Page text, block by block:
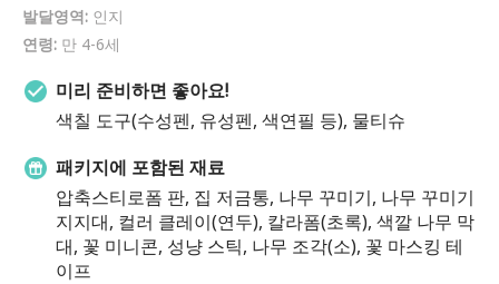
발달영역: 인지
연령: 만 4-6세
미리 준비하면 좋아요!
색칠 도구(수성펜, 유성펜, 색연필 등), 물티슈
패키지에 포함된 재료
압축스티로폼 판, 집 저금통, 나무 꾸미기, 나무 꾸미기
지지대, 컬러 클레이(연두), 칼라폼(초록), 색깔 나무 막
대, 꽃 미니콘, 성냥 스틱, 나무 조각(소), 꽃 마스킹 테
이프